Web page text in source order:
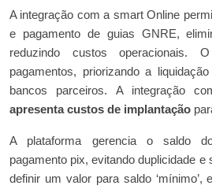
A integração com a smart Online
e pagamento de guias GNRE,
reduzindo custos operacionais.
pagamentos, priorizando a
bancos parceiros. A integração
apresenta custos de implantação
A plataforma gerencia o saldo
pagamento pix, evitando duplicidade
definir um valor para saldo ‘mínimo’,